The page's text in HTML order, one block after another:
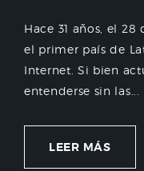
Hace 31 años, el
el primer país de
Internet. Si bien
entenderse sin las...
LEER MÁS